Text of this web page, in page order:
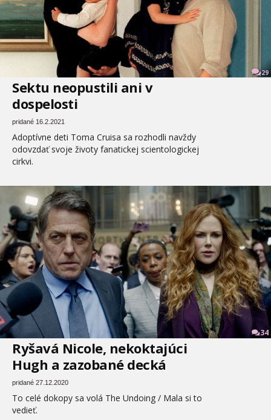
29
Sektu neopustili ani v
dospelosti
pridané 16.2.2021
Adoptívne deti Toma Cruisa sa rozhodli navždy
odovzdať svoje životy fanatickej scientologickej
cirkvi.
34
Ryšavá Nicole, nekoktajúci
Hugh a zazobané decká
pridané 27.12.2020
To celé dokopy sa volá The Undoing / Mala si to
vedieť.